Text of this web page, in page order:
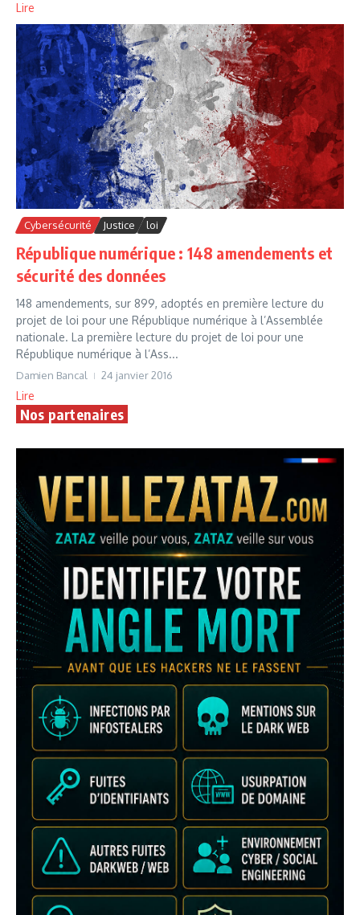
Lire
Cybersécurité Justice loi
République numérique : 148 amendements et
sécurité des données
148 amendements, sur 899, adoptés en première lecture du
projet de loi pour une République numérique à l’Assemblée
nationale. La première lecture du projet de loi pour une
République numérique à l’Ass...
Damien Bancal 24 janvier 2016
Lire
Nos partenaires